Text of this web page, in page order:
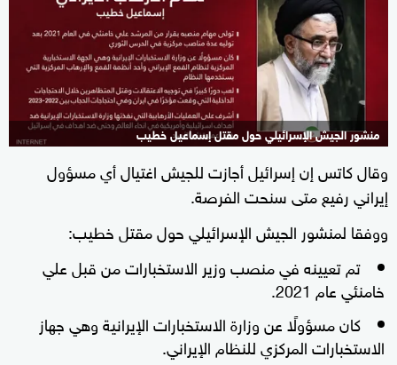
منشور الجيش الإسرائيلي حول مقتل إسماعيل خطيب
وقال كاتس إن إسرائيل أجازت للجيش اغتيال أي مسؤول
إيراني رفيع متى سنحت الفرصة.
ووفقا لمنشور الجيش الإسرائيلي حول مقتل خطيب:
تم تعيينه في منصب وزير الاستخبارات من قبل علي
خامنئي عام 2021.
كان مسؤولًا عن وزارة الاستخبارات الإيرانية وهي جهاز
الاستخبارات المركزي للنظام الإيراني.